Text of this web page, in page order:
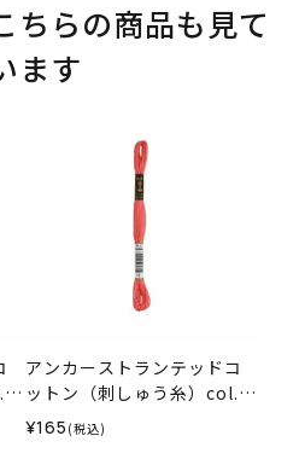
ちらの商品も見て
ます
アンカーストランテッドコ
ットン（刺しゅう糸）col.0
010
¥165 (税込)